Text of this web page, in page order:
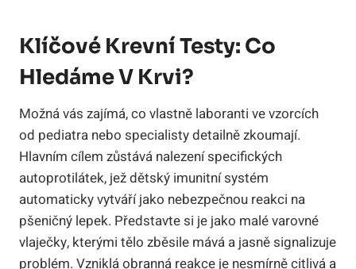
Klíčové Krevní Testy: Co
Hledáme V Krvi?
Možná vás zajímá, co vlastně laboranti ve vzorcích
od pediatra nebo specialisty detailně zkoumají.
Hlavním cílem zůstává nalezení specifických
autoprotilátek, jež dětský imunitní systém
automaticky vytváří jako nebezpečnou reakci na
pšeničný lepek. Představte si je jako malé varovné
vlaječky, kterými tělo zběsile mává a jasně signalizuje
problém. Vzniklá obranná reakce je nesmírně citlivá a